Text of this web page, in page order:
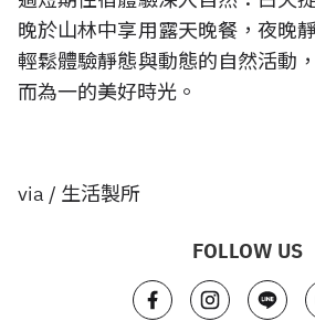
晚於山林中享用露天晚餐，夜晚
輕鬆體驗靜態與動態的自然活動
而為一的美好時光。
via / 生活製所
FOLLOW US